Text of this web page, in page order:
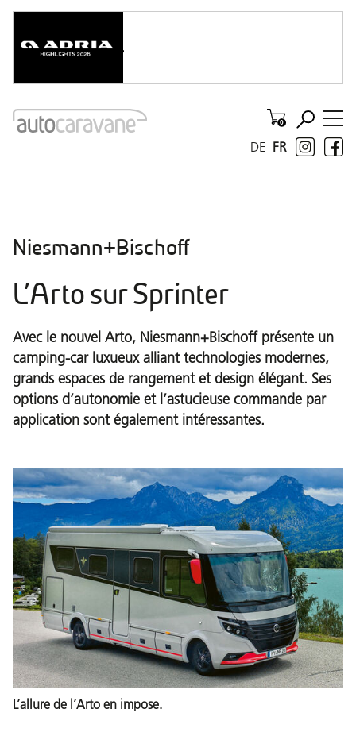
FR
DE
Niesmann+Bischoff
L’Arto sur Sprinter
Avec le nouvel Arto, Niesmann+Bischoff présente un
camping-car luxueux alliant technologies modernes,
grands espaces de rangement et design élégant. Ses
options d’autonomie et l’astucieuse commande par
application sont également intéressantes.
L’allure de l’Arto en impose.